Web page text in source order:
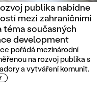
publika nabídne
mezi zahraničními
současných
development
pořádá mezinárodní
na rozvoj publika s
a vytváření komunit.